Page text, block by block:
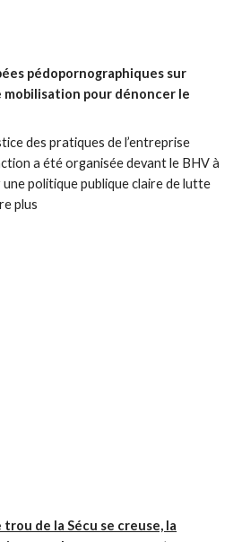
pédopornographiques sur
mobilisation pour dénoncer le
des pratiques de l’entreprise
a été organisée devant le BHV à
politique publique claire de lutte
plus
de la Sécu se creuse, la